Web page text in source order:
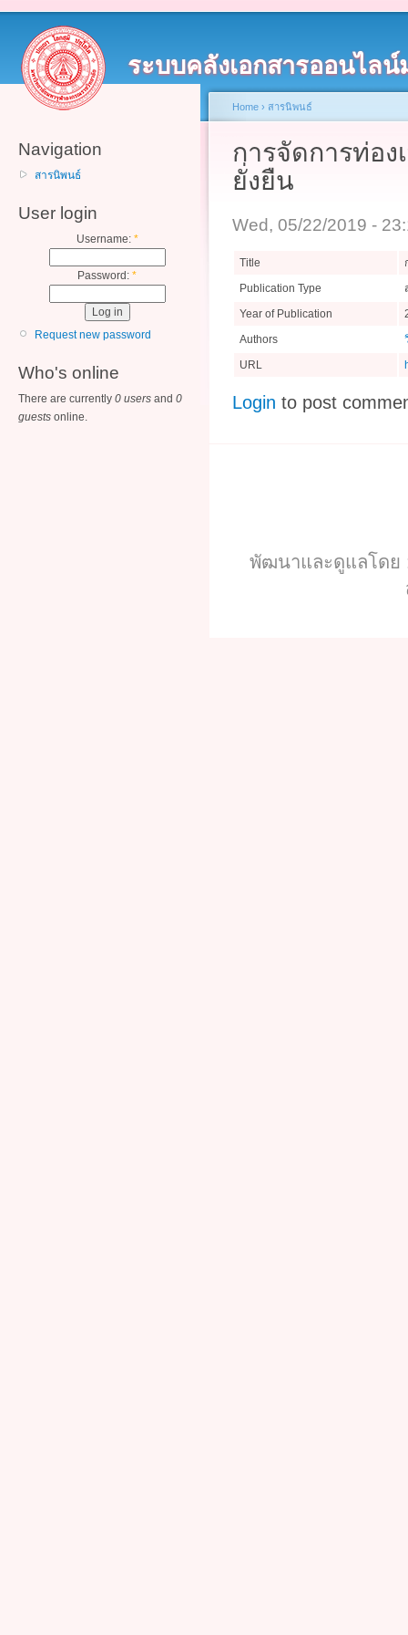
ระบบคลังเอกสารออนไล
Navigation
สารนิพนธ์
User login
Username: *
Password: *
Request new password
Who's online
There are currently 0 users and 0
guests online.
Home › สารนิพนธ์
การจัดการท่อ
ยั่งยืน
Wed, 05/22/2019 -
Title
Publication Type
Year of Publication
Authors
URL
Login to post
พัฒนาและดูแลโดย